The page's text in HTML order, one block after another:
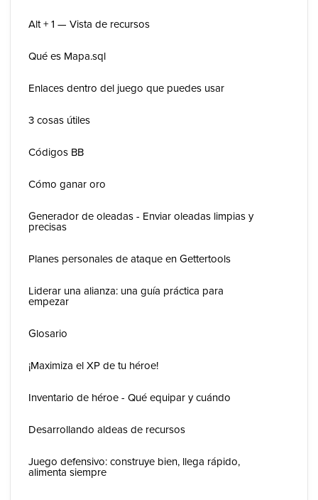
Alt + 1 — Vista de recursos
Qué es Mapa.sql
Enlaces dentro del juego que puedes usar
3 cosas útiles
Códigos BB
Cómo ganar oro
Generador de oleadas - Enviar oleadas limpias y
precisas
Planes personales de ataque en Gettertools
Liderar una alianza: una guía práctica para
empezar
Glosario
¡Maximiza el XP de tu héroe!
Inventario de héroe - Qué equipar y cuándo
Desarrollando aldeas de recursos
Juego defensivo: construye bien, llega rápido,
alimenta siempre